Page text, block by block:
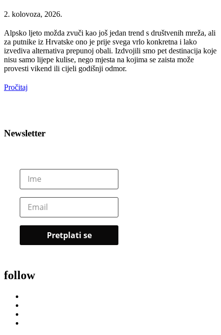
2. kolovoza, 2026.
Alpsko ljeto možda zvuči kao još jedan trend s društvenih mreža, ali
za putnike iz Hrvatske ono je prije svega vrlo konkretna i lako
izvediva alternativa prepunoj obali. Izdvojili smo pet destinacija koje
nisu samo lijepe kulise, nego mjesta na kojima se zaista može
provesti vikend ili cijeli godišnji odmor.
Pročitaj
Newsletter
follow